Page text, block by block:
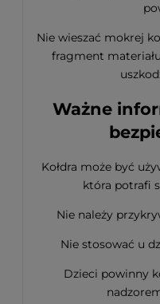
Nie wieszać mokrej
fragment
Ważne
Kołdra może być
która potrafi
Nie należy
Nie stosować u
Dzieci powinny